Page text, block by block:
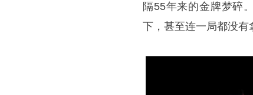
隔55年来的金牌梦碎
下，甚至连一局都没有